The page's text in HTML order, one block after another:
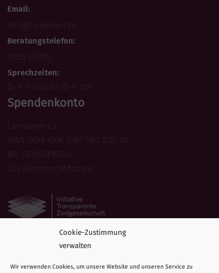
Cookie-Zustimmung
verwalten
Wir verwenden Cookies, um unsere Website und unseren Service zu
Email:
info@careleaver.de
Beratungstelefon:
01525 2157512
Sprechzeiten:
Di 9–11 und Do 15–17 Uhr
Spendenkonto
Careleaver e.V.
IBAN: DE46 4306 0967 1350 2720 00
BIC: GENODEM1GLS
GLS Gemeinschaftsbank